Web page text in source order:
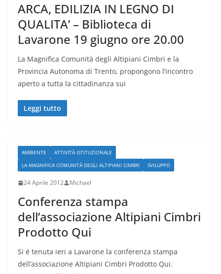
ARCA, EDILIZIA IN LEGNO DI
QUALITA’ – Biblioteca di
Lavarone 19 giugno ore 20.00
La Magnifica Comunità degli Altipiani Cimbri e la
Provincia Autonoma di Trento, propongono l’incontro
aperto a tutta la cittadinanza sui
Leggi tutto
AMBIENTE
ATTIVITÀ ISTITUZIONALE
LA MAGNIFICA COMUNITÀ DEGLI ALTIPIANI CIMBRI
SVILUPPO
24 Aprile 2012 Michael
Conferenza stampa
dell’associazione Altipiani Cimbri
Prodotto Qui
Si è tenuta ieri a Lavarone la conferenza stampa
dell’associazione Altipiani Cimbri Prodotto Qui.